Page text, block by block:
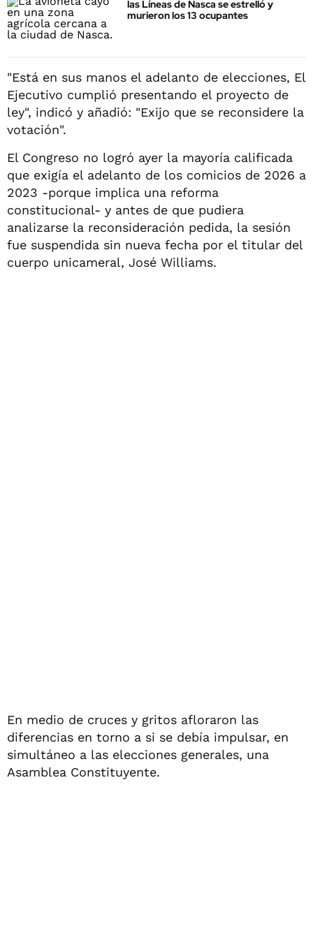
las Líneas de Nasca se estrelló y
murieron los 13 ocupantes
"Está en sus manos el adelanto de elecciones, El
Ejecutivo cumplió presentando el proyecto de
ley", indicó y añadió: "Exijo que se reconsidere la
votación".
El Congreso no logró ayer la mayoría calificada
que exigía el adelanto de los comicios de 2026 a
2023 -porque implica una reforma
constitucional- y antes de que pudiera
analizarse la reconsideración pedida, la sesión
fue suspendida sin nueva fecha por el titular del
cuerpo unicameral, José Williams.
En medio de cruces y gritos afloraron las
diferencias en torno a si se debía impulsar, en
simultáneo a las elecciones generales, una
Asamblea Constituyente.